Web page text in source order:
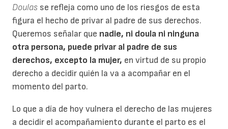
Doulas se refleja como uno de los riesgos de esta
figura el hecho de privar al padre de sus derechos.
Queremos señalar que nadie, ni doula ni ninguna
otra persona, puede privar al padre de sus
derechos, excepto la mujer, en virtud de su propio
derecho a decidir quién la va a acompañar en el
momento del parto.
Lo que a día de hoy vulnera el derecho de las mujeres
a decidir el acompañamiento durante el parto es el